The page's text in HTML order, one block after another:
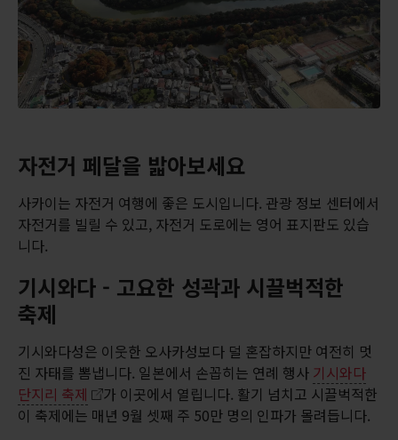
자전거 페달을 밟아보세요
사카이는 자전거 여행에 좋은 도시입니다. 관광 정보 센터에서
자전거를 빌릴 수 있고, 자전거 도로에는 영어 표지판도 있습
니다.
기시와다 - 고요한 성곽과 시끌벅적한
축제
기시와다성은 이웃한 오사카성보다 덜 혼잡하지만 여전히 멋
진 자태를 뽐냅니다. 일본에서 손꼽히는 연례 행사 기시와다
단지리 축제
가 이곳에서 열립니다. 활기 넘치고 시끌벅적한
이 축제에는 매년 9월 셋째 주 50만 명의 인파가 몰려듭니다.